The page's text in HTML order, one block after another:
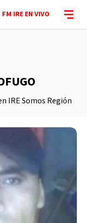
FM IRE EN VIVO
IRE Somos Región